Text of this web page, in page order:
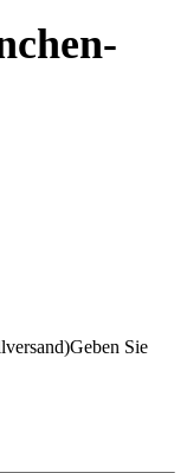
Geben Sie